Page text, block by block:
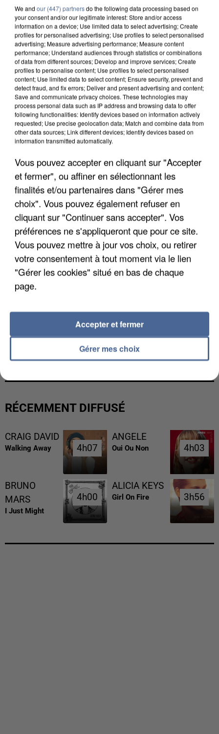
DE FAUNE SAUVAGE SONT...
L’UN DES FONDATEURS SUPPOSÉS DE LA DZ
MAFIA INTERPELLÉ EN ALGÉRIE
RÉCEMMENT DIFFUSÉ
CRAIG DAVID
Walking Away 4h07
4h07
ANGELE
Oui Ou Non 4h03
4h03
BRUNO
MARS
I Just Might
4h00
4h00
ALICIA KEYS
Girl On Fire 3h56
3h56
We and our (447) partnersdo the following data processing based on
your consent and/or our legitimate interest: Store and/or access
information on a device; Use limited data to select advertising; Create
profiles for personalised advertising; Use profiles to select personalised
advertising; Measure advertising performance; Measure content
performance; Understand audiences through statistics or combinations
of data from different sources; Develop and improve services; Create
profiles to personalise content; Use profiles to select personalised
content; Use limited data to select content; Ensure security, prevent and
detect fraud, and fix errors; Deliver and present advertising and content;
Save and communicate privacy choices. These technologies may
process personal data such as IP address and browsing data to offer
following functionalities: Identify devices based on information actively
requested; Use precise geolocation data; Match and combine data from
other data sources; Link different devices; Identify devices based on
information transmitted automatically.
Vous pouvez accepter en cliquant sur "Accepter
et fermer", ou affiner en sélectionnant les
finalités et/ou partenaires dans "Gérer mes
choix". Vous pouvez également refuser en
cliquant sur "Continuer sans accepter". Vos
préférences ne s'appliqueront que pour ce site.
Vous pouvez mettre à jour vos choix, ou retirer
votre consentement à tout moment via le lien
"Gérer les cookies" situé en bas de chaque
page.
Gérer mes choix
Accepter et fermer